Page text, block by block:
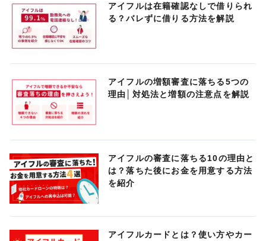
アイフルは在籍確認なしで借りられ
る？バレずに借りる方法を解説
アイフルの増額審査に落ちる5つの
理由│対処法と増額の注意点を解説
アイフルの審査に落ちる10の理由と
は？落ちた後にお金を用意する方法
を紹介
アイフルカードとは？使い方やカー